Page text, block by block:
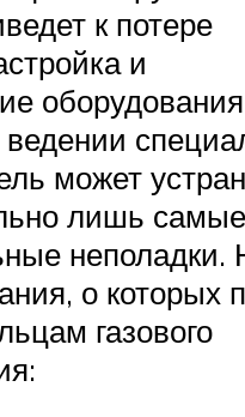
к потере
и
может
лишь самые
неполадки.
о которых
газового